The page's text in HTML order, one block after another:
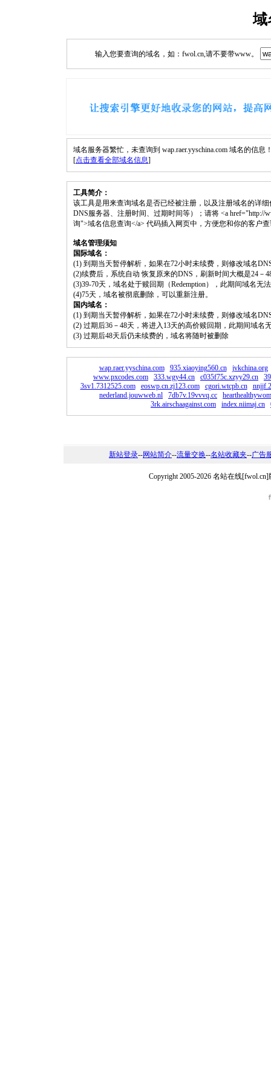
域
输入您要查询的域名，如：fwol.cn,请不要带www。
域名服务器繁忙，未查询到 wap.raer.yyschina.com 域名的信息
[点击查看全部域名信息]
工具简介：
该工具是用来查询域名是否已经被注册，以及注册域名的详
DNS服务器、注册时间、过期时间等）；请将 <a href="http://
询">域名信息查询</a> 代码插入网页中，方便您和你的客户
域名管理须知
国际域名：
(1) 到期当天暂停解析，如果在72小时未续费，则修改域名
(2)续费后，系统自动 恢复原来的DNS，刷新时间大概是24－
(3)39-70天，域名处于赎回期（Redemption），此期间域名无
(4)75天，域名被彻底删除，可以重新注册。
国内域名：
(1) 到期当天暂停解析，如果在72小时未续费，则修改域名
(2) 过期后36－48天，将进入13天的高价赎回期，此期间域名
(3) 过期后48天后仍未续费的，域名将随时被删除
wap.raer.yyschina.com 935.xiaoying560.cn
jvkchina.org
www.pxcodes.com
333.wgy44.cn c035f75c.xzyy29.cn
3sv1.7312525.com
eoswp.cn.zj123.com cgori.wtcpb.cn
nederland.jouwweb.nl
7db7v.19vvvq.cc
3rk.airschaagainst.com
index.niimaj.cn
新站登录--网站简介--流量交换--名站收藏夹--广告
Copyright 2005-2026 名站在线